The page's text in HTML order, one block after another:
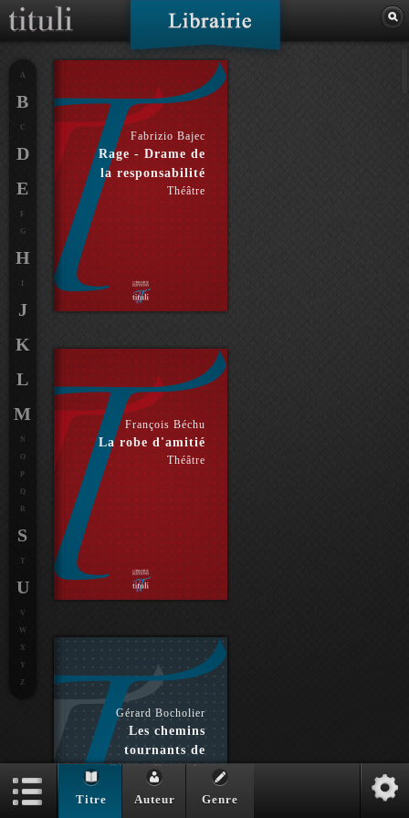
Fabrizio Bajec
Rage - Drame de
la responsabilité
Théâtre
François Béchu
La robe d'amitié
Théâtre
Gérard Bocholier
Les chemins
tournants de
Pierre Reverdy
A
B
C
D
E
F
G
H
J
K
L
M
N
O
P
Q
R
S
T
U
V
W
X
Y
Z
Titre Auteur Genre